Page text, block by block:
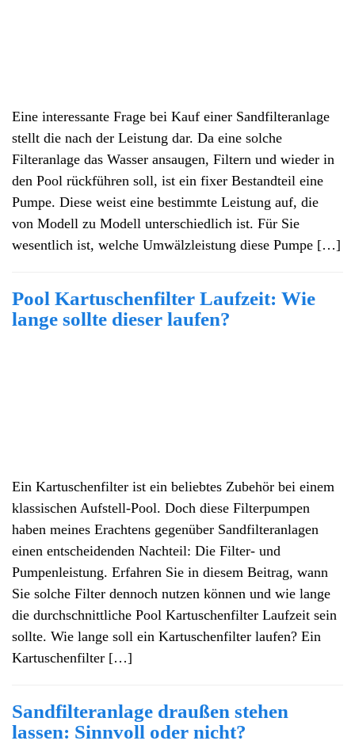
Eine interessante Frage bei Kauf einer Sandfilteranlage
stellt die nach der Leistung dar. Da eine solche
Filteranlage das Wasser ansaugen, Filtern und wieder in
den Pool rückführen soll, ist ein fixer Bestandteil eine
Pumpe. Diese weist eine bestimmte Leistung auf, die
von Modell zu Modell unterschiedlich ist. Für Sie
wesentlich ist, welche Umwälzleistung diese Pumpe […]
Pool Kartuschenfilter Laufzeit: Wie
lange sollte dieser laufen?
Ein Kartuschenfilter ist ein beliebtes Zubehör bei einem
klassischen Aufstell-Pool. Doch diese Filterpumpen
haben meines Erachtens gegenüber Sandfilteranlagen
einen entscheidenden Nachteil: Die Filter- und
Pumpenleistung. Erfahren Sie in diesem Beitrag, wann
Sie solche Filter dennoch nutzen können und wie lange
die durchschnittliche Pool Kartuschenfilter Laufzeit sein
sollte. Wie lange soll ein Kartuschenfilter laufen? Ein
Kartuschenfilter […]
Sandfilteranlage draußen stehen
lassen: Sinnvoll oder nicht?